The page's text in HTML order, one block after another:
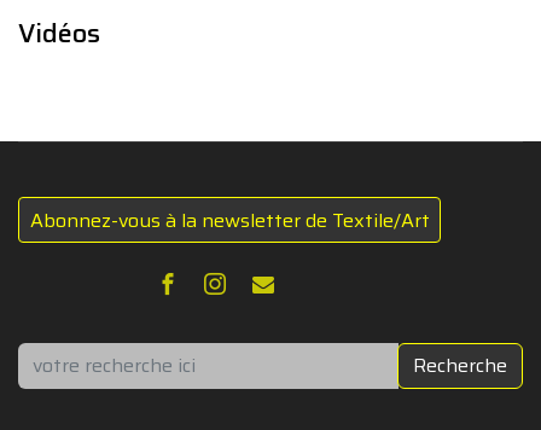
Vidéos
Abonnez-vous à la newsletter de Textile/Art
Rechercher Recherche